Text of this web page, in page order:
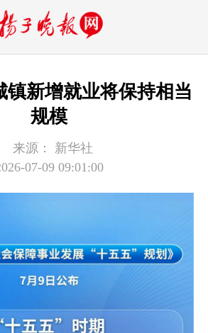
镇新增就业将保持相当
规模
来源：
新华社
07-09 09:01:00